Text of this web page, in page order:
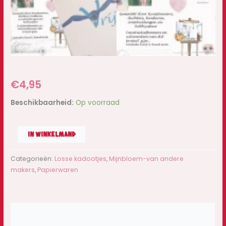
€4,95
Beschikbaarheid: Op voorraad
IN WINKELMAND
Categorieën: Losse kadootjes, Mijnbloem-van andere
makers, Papierwaren